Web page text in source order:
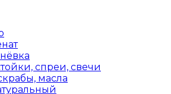
спреи, свечи
масла